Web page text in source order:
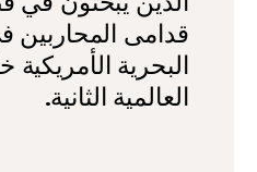
قدامى
البحرية
العالمية الثانية.